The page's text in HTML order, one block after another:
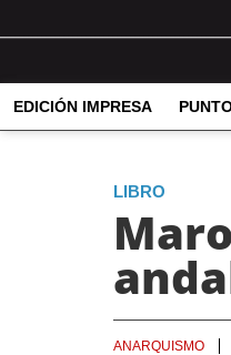
EDICIÓN IMPRESA
LIBRO
ANARQUISMO